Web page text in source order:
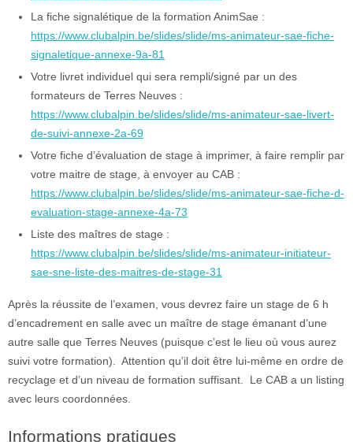
La fiche signalétique de la formation AnimSae :
https://www.clubalpin.be/slides/slide/ms-animateur-sae-fiche-
signaletique-annexe-9a-81
Votre livret individuel qui sera rempli/signé par un des
formateurs de Terres Neuves :
https://www.clubalpin.be/slides/slide/ms-animateur-sae-livert-
de-suivi-annexe-2a-69
Votre fiche d’évaluation de stage à imprimer, à faire remplir par
votre maitre de stage, à envoyer au CAB :
https://www.clubalpin.be/slides/slide/ms-animateur-sae-fiche-d-
evaluation-stage-annexe-4a-73
Liste des maîtres de stage :
https://www.clubalpin.be/slides/slide/ms-animateur-initiateur-
sae-sne-liste-des-maitres-de-stage-31
Après la réussite de l’examen, vous devrez faire un stage de 6 h
d’encadrement en salle avec un maître de stage émanant d’une
autre salle que Terres Neuves (puisque c’est le lieu où vous aurez
suivi votre formation). Attention qu’il doit être lui-même en ordre de
recyclage et d’un niveau de formation suffisant. Le CAB a un listing
avec leurs coordonnées.
Informations pratiques